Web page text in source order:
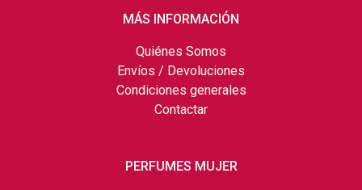
MÁS INFORMACIÓN
Quiénes Somos
Envíos / Devoluciones
Condiciones generales
Contactar
PERFUMES MUJER